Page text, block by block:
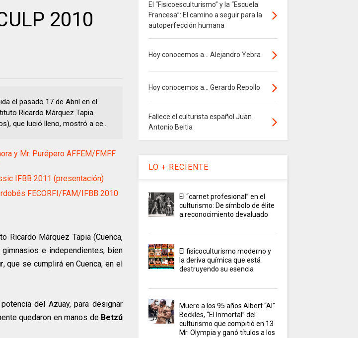
2010
el pasado 17 de Abril en el
Ricardo Márquez Tapia
que lució lleno, mostró a ce...
y Mr. Purépero AFFEM/FMFF
IFBB 2011 (presentación)
FECORFI/FAM/IFBB 2010
Ricardo Márquez Tapia (Cuenca,
e independientes, bien
, que se cumplirá en Cuenca, en el
del Azuay, para designar
quedaron en manos de Betzú
El “Fisicoesculturismo” y la “Escuela
Francesa”: El camino a seguir para la
autoperfección humana
Hoy conocemos a... Alejandro Yebra
Hoy conocemos a... Gerardo Repollo
Fallece el culturista español Juan
Antonio Beitia
LO + RECIENTE
El “carnet profesional” en el
culturismo: De símbolo de élite
a reconocimiento devaluado
El fisicoculturismo moderno y
la deriva química que está
destruyendo su esencia
Muere a los 95 años Albert “Al”
Beckles, “El Inmortal” del
culturismo que compitió en 13
Mr. Olympia y ganó títulos a los